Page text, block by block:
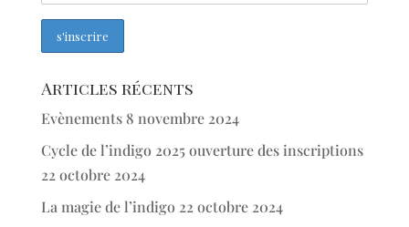
Articles récents
Evènements 8 novembre 2024
Cycle de l’indigo 2025 ouverture des inscriptions
22 octobre 2024
La magie de l’indigo 22 octobre 2024